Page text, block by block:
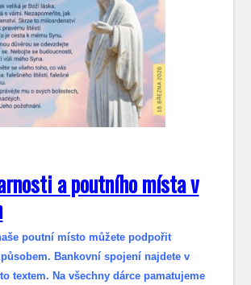
a poutního místa v
poutní místo můžete podpořit
Bankovní spojení najdete v
textem. Na všechny dárce pamatujeme